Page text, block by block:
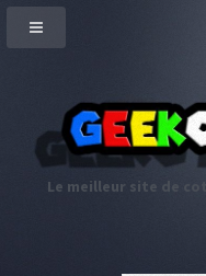
Le meilleur site de